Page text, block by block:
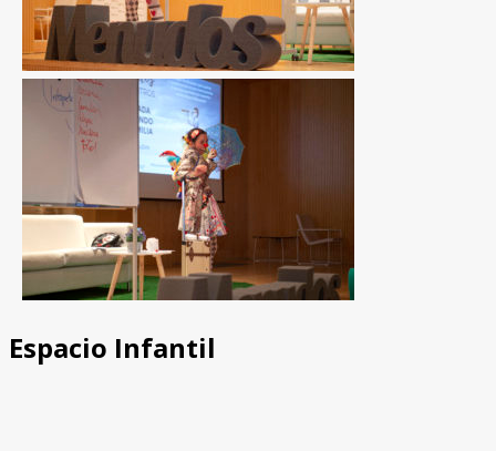
Espacio Infantil